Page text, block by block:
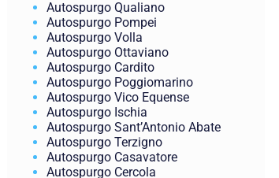
Autospurgo Qualiano
Autospurgo Pompei
Autospurgo Volla
Autospurgo Ottaviano
Autospurgo Cardito
Autospurgo Poggiomarino
Autospurgo Vico Equense
Autospurgo Ischia
Autospurgo Sant’Antonio Abate
Autospurgo Terzigno
Autospurgo Casavatore
Autospurgo Cercola